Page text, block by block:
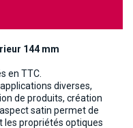
144 mm
en TTC.
diverses,
de produits, création
satin permet de
les propriétés optiques